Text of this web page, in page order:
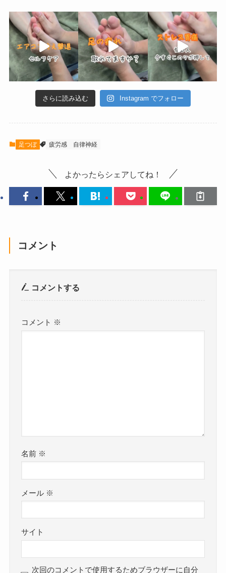
さらに読み込む Instagram でフォロー
足つぼ 疲労感 自律神経
よかったらシェアしてね！
コメント
コメントする
コメント ※
名前 ※
メール ※
サイト
次回のコメントで使用するためブラウザーに自分